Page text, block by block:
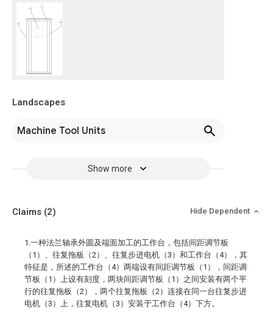
Landscapes
Machine Tool Units
Show more
Claims (2) Hide Dependent
1.一种法兰轴承外圆及端面加工的工作台，包括间距调节板
（1）、往复拖板（2）、往复步进电机（3）和工作台（4），其
特征是，所述的工作台（4）两端设有间距调节板（1），间距调
节板（1）上设有刻度，两块间距调节板（1）之间安装有两个平
行的往复拖板（2），两个往复拖板（2）连接在同一台往复步进
电机（3）上，往复电机（3）安装于工作台（4）下方。